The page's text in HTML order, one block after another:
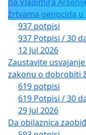
žrtvama genocida u
937 potpisi
937 Potpisi / 30
12 Jul 2026
Zaustavite
zakonu o dobrobiti
619 potpisi
619 Potpisi / 30
29 Jul 2026
Da obilaznica